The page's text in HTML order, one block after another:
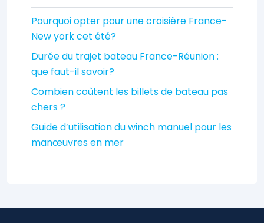
Pourquoi opter pour une croisière France-
New york cet été?
Durée du trajet bateau France-Réunion :
que faut-il savoir?
Combien coûtent les billets de bateau pas
chers ?
Guide d’utilisation du winch manuel pour les
manœuvres en mer